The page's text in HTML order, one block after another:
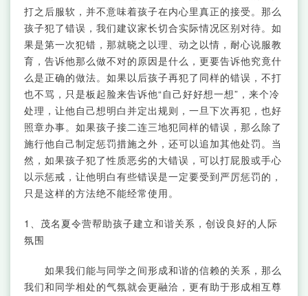
打之后服软，并不意味着孩子在内心里真正的接受。那么
孩子犯了错误，我们建议家长切合实际情况区别对待。如
果是第一次犯错，那就晓之以理、动之以情，耐心说服教
育，告诉他那么做不对的原因是什么，更要告诉他究竟什
么是正确的做法。如果以后孩子再犯了同样的错误，不打
也不骂，只是板起脸来告诉他“自己好好想一想”，来个冷
处理，让他自己想明白并定出规则，一旦下次再犯，也好
照章办事。如果孩子接二连三地犯同样的错误，那么除了
施行他自己制定惩罚措施之外，还可以追加其他处罚。当
然，如果孩子犯了性质恶劣的大错误，可以打屁股或手心
以示惩戒，让他明白有些错误是一定要受到严厉惩罚的，
只是这样的方法绝不能经常使用。
1、茂名夏令营帮助孩子建立和谐关系，创设良好的人际
氛围
如果我们能与同学之间形成和谐的信赖的关系，那么
我们和同学相处的气氛就会更融洽，更有助于形成相互尊